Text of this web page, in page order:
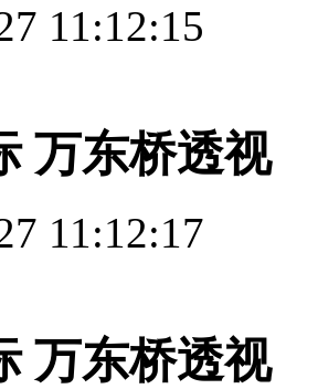
11:12:15
万东桥透视
11:12:17
万东桥透视